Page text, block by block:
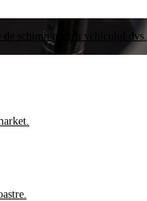
schimb pentru vehiculul dvs.